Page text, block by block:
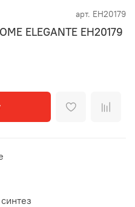
арт. EH20179
ELEGANTE EH20179